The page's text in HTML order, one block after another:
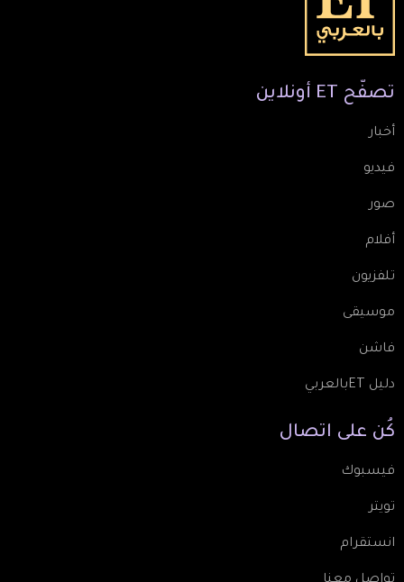
تصفّح ET أونلاين
أخبار
فيديو
صور
أفلام
تلفزيون
موسيقى
فاشن
دليل ETبالعربي
كُن على اتصال
فيسبوك
تويتر
انستقرام